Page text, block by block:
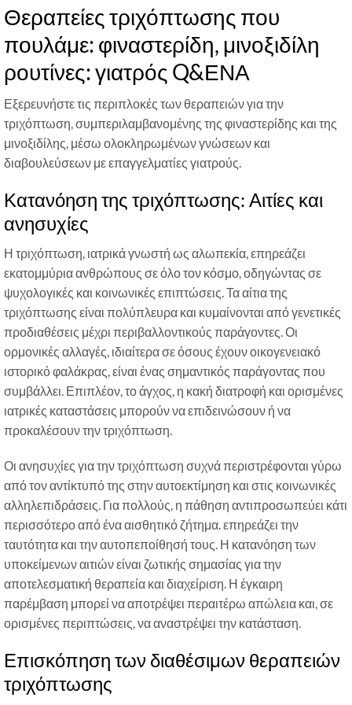
Θεραπείες τριχόπτωσης που
πουλάμε: φιναστερίδη, μινοξιδίλη
ρουτίνες: γιατρός Q&ΕΝΑ
Εξερευνήστε τις περιπλοκές των θεραπειών για την
τριχόπτωση, συμπεριλαμβανομένης της φιναστερίδης και της
μινοξιδίλης, μέσω ολοκληρωμένων γνώσεων και
διαβουλεύσεων με επαγγελματίες γιατρούς.
Κατανόηση της τριχόπτωσης: Αιτίες και
ανησυχίες
Η τριχόπτωση, ιατρικά γνωστή ως αλωπεκία, επηρεάζει
εκατομμύρια ανθρώπους σε όλο τον κόσμο, οδηγώντας σε
ψυχολογικές και κοινωνικές επιπτώσεις. Τα αίτια της
τριχόπτωσης είναι πολύπλευρα και κυμαίνονται από γενετικές
προδιαθέσεις μέχρι περιβαλλοντικούς παράγοντες. Οι
ορμονικές αλλαγές, ιδιαίτερα σε όσους έχουν οικογενειακό
ιστορικό φαλάκρας, είναι ένας σημαντικός παράγοντας που
συμβάλλει. Επιπλέον, το άγχος, η κακή διατροφή και ορισμένες
ιατρικές καταστάσεις μπορούν να επιδεινώσουν ή να
προκαλέσουν την τριχόπτωση.
Οι ανησυχίες για την τριχόπτωση συχνά περιστρέφονται γύρω
από τον αντίκτυπό της στην αυτοεκτίμηση και στις κοινωνικές
αλληλεπιδράσεις. Για πολλούς, η πάθηση αντιπροσωπεύει κάτι
περισσότερο από ένα αισθητικό ζήτημα. επηρεάζει την
ταυτότητα και την αυτοπεποίθησή τους. Η κατανόηση των
υποκείμενων αιτιών είναι ζωτικής σημασίας για την
αποτελεσματική θεραπεία και διαχείριση. Η έγκαιρη
παρέμβαση μπορεί να αποτρέψει περαιτέρω απώλεια και, σε
ορισμένες περιπτώσεις, να αναστρέψει την κατάσταση.
Επισκόπηση των διαθέσιμων θεραπειών
τριχόπτωσης